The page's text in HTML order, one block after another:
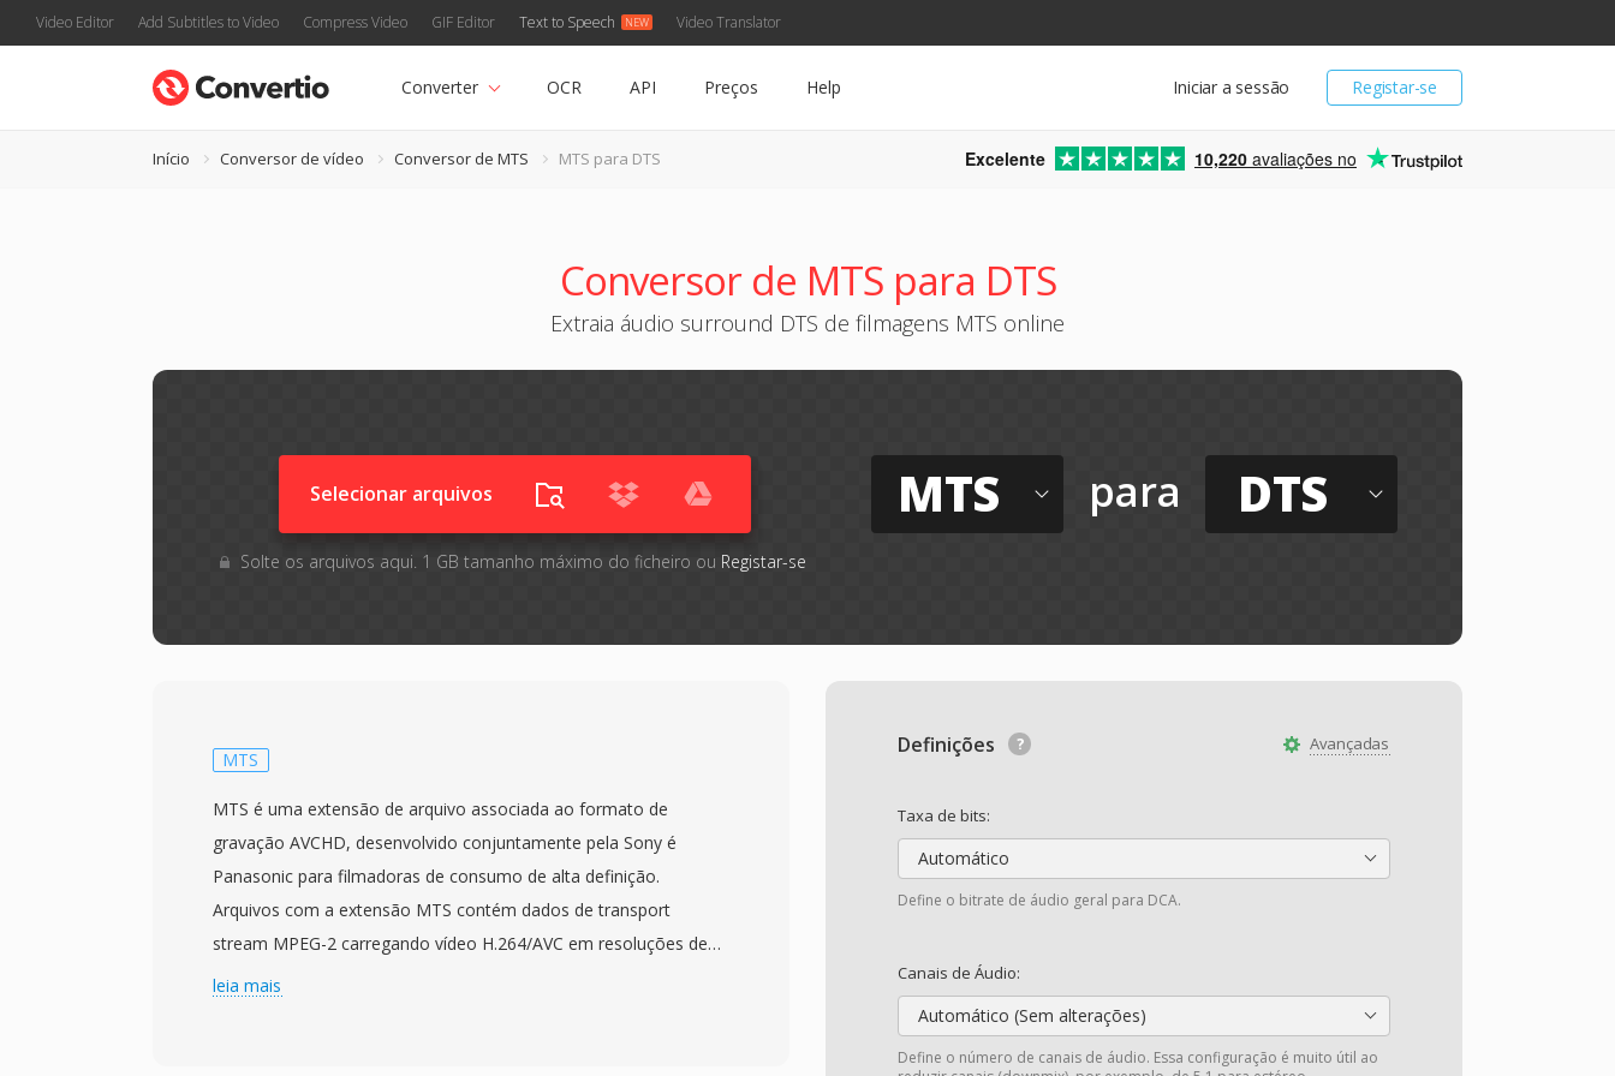
Video Editor Add Subtitles to Video Compress Video GIF Editor Text to Speech Video Translator
Registar-se
Iniciar a sessão
Converter OCR API Preços Help
Início Conversor de vídeo Conversor de MTS MTS para DTS Excelente 10,220 avaliações no
Conversor de MTS para DTS
Extraia áudio surround DTS de filmagens MTS online
Selecionar arquivos
Solte os arquivos aqui. 1 GB tamanho máximo do ficheiro ou Registar-se
MTS para DTS
Avançadas
Definições
Taxa de bits:
Automático
Define o bitrate de áudio geral para DCA.
Canais de Áudio:
Automático (Sem alterações)
Define o número de canais de áudio. Essa configuração é muito útil ao
MTS
MTS é uma extensão de arquivo associada ao formato de
gravação AVCHD, desenvolvido conjuntamente pela Sony é
Panasonic para filmadoras de consumo de alta definição.
Arquivos com a extensão MTS contém dados de transport
stream MPEG-2 carregando vídeo H.264/AVC em resoluções de
até 1920x1080, combinados com áudio Dolby Digital (AC-3) ou
leia mais